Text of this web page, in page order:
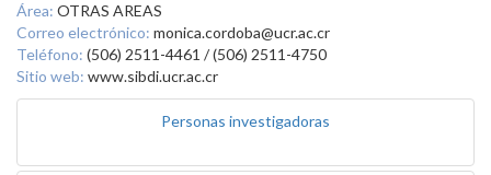
Área: OTRAS AREAS
Correo electrónico: monica.cordoba@ucr.ac.cr
Teléfono: (506) 2511-4461 / (506) 2511-4750
Sitio web: www.sibdi.ucr.ac.cr
Personas investigadoras